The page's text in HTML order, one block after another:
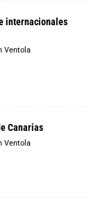
internacionales
Ventola
Canarias
Ventola